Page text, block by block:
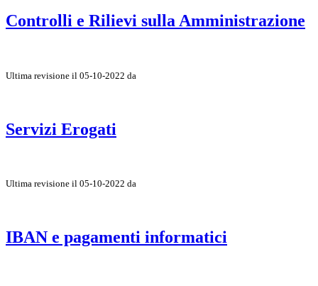
Controlli e Rilievi sulla Amministrazione
Ultima revisione il 05-10-2022 da
Servizi Erogati
Ultima revisione il 05-10-2022 da
IBAN e pagamenti informatici